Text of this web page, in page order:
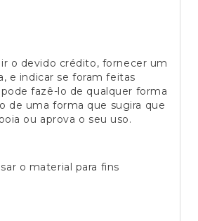
o devido crédito, fornecer um
e indicar se foram feitas
fazê-lo de qualquer forma
de uma forma que sugira que
ou aprova o seu uso.
o material para fins